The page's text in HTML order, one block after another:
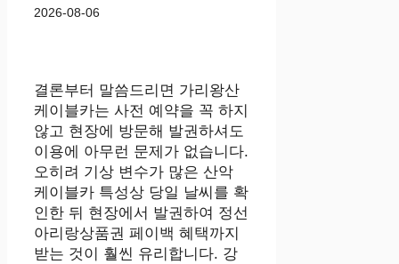
2026-08-06
결론부터 말씀드리면 가리왕산
케이블카는 사전 예약을 꼭 하지
않고 현장에 방문해 발권하셔도
이용에 아무런 문제가 없습니다.
오히려 기상 변수가 많은 산악
케이블카 특성상 당일 날씨를 확
인한 뒤 현장에서 발권하여 정선
아리랑상품권 페이백 혜택까지
받는 것이 훨씬 유리합니다. 강